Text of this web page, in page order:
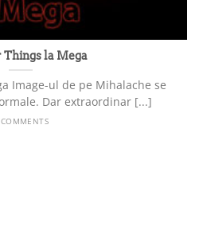
Things la Mega
Image-ul de pe Mihalache se
Dar extraordinar [...]